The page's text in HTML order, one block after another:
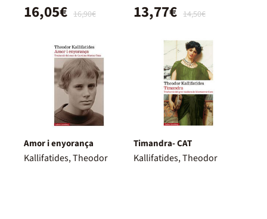
16,90€
16,05€ 14,50€
13,77€
Amor i enyorança
Kallifatides, Theodor
Timandra- CAT
Kallifatides, Theodor